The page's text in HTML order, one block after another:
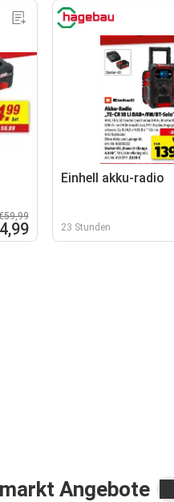
Einhell akku-radio
23 Stunden
Angebote